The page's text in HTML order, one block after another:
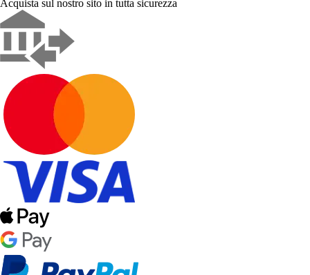
Acquista sul nostro sito in tutta sicurezza